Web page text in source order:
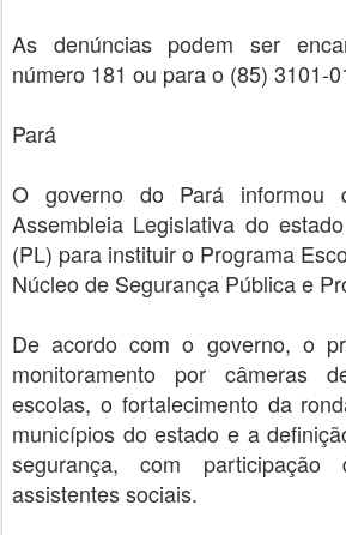
As denúncias podem ser
número 181 ou para o (85) 3101-
Pará
O governo do Pará informou
Assembleia Legislativa do
(PL) para instituir o Programa
Núcleo de Segurança Pública e
De acordo com o governo, o
monitoramento por câmeras
escolas, o fortalecimento da
municípios do estado e a
segurança, com
assistentes sociais.